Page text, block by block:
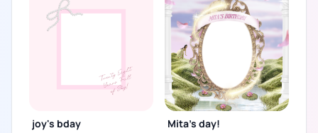
joy's bday Mita’s day!